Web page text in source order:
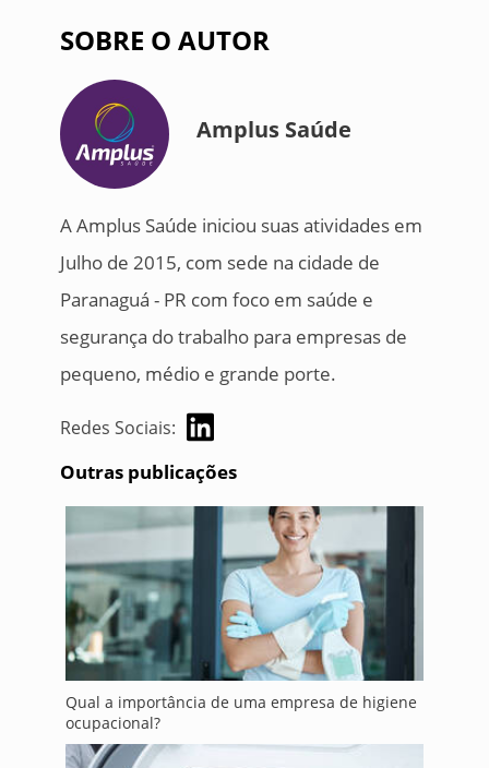
SOBRE O AUTOR
Amplus Saúde
A Amplus Saúde iniciou suas atividades em
Julho de 2015, com sede na cidade de
Paranaguá - PR com foco em saúde e
segurança do trabalho para empresas de
pequeno, médio e grande porte.
Redes Sociais:
Outras publicações
Qual a importância de uma empresa de higiene
ocupacional?